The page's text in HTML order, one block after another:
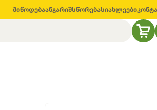
მიწოდებაანგარიშსწორებასიახლეები